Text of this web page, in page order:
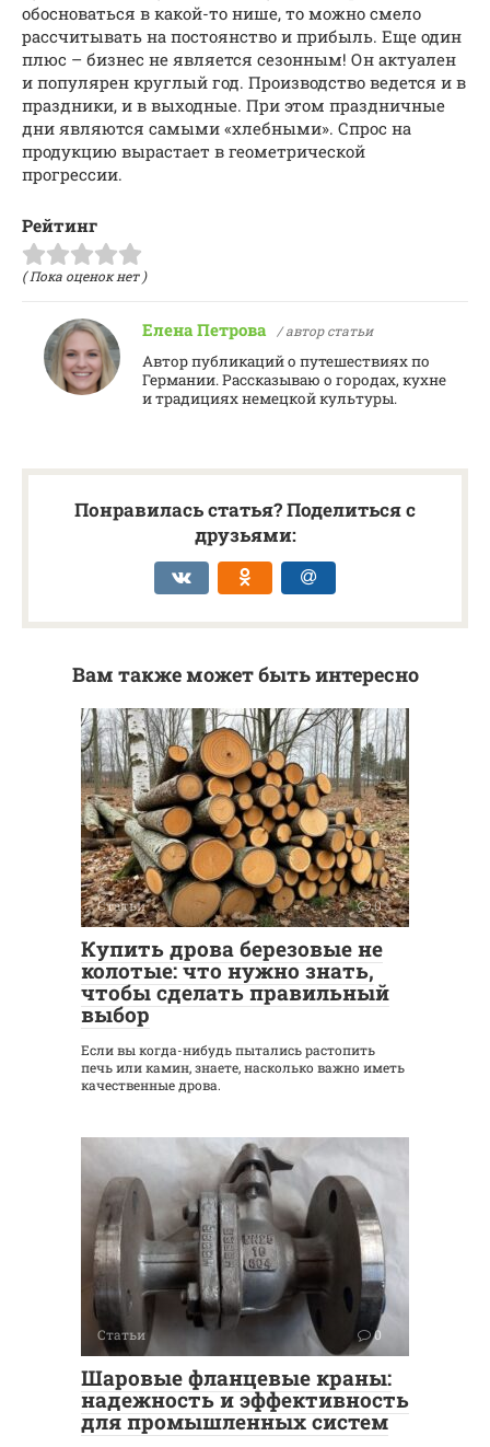
обосноваться в какой-то нише, то можно смело
рассчитывать на постоянство и прибыль. Еще один
плюс – бизнес не является сезонным! Он актуален
и популярен круглый год. Производство ведется и в
праздники, и в выходные. При этом праздничные
дни являются самыми «хлебными». Спрос на
продукцию вырастает в геометрической
прогрессии.
Рейтинг
( Пока оценок нет )
Елена Петрова / автор статьи
Автор публикаций о путешествиях по
Германии. Рассказываю о городах, кухне
и традициях немецкой культуры.
Понравилась статья? Поделиться с
друзьями:
Вам также может быть интересно
Статьи 0
Купить дрова березовые не
колотые: что нужно знать,
чтобы сделать правильный
выбор
Если вы когда-нибудь пытались растопить
печь или камин, знаете, насколько важно иметь
качественные дрова.
Статьи 0
Шаровые фланцевые краны:
надежность и эффективность
для промышленных систем